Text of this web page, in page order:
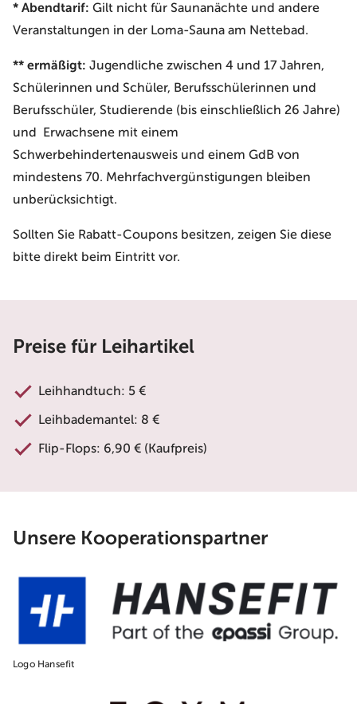
* Abendtarif: Gilt nicht für Saunanächte und andere
Veranstaltungen in der Loma-Sauna am Nettebad.
** ermäßigt: Jugendliche zwischen 4 und 17 Jahren,
Schülerinnen und Schüler, Berufsschülerinnen und
Berufsschüler, Studierende (bis einschließlich 26 Jahre)
und Erwachsene mit einem
Schwerbehindertenausweis und einem GdB von
mindestens 70. Mehrfachvergünstigungen bleiben
unberücksichtigt.
Sollten Sie Rabatt-Coupons besitzen, zeigen Sie diese
bitte direkt beim Eintritt vor.
Preise für Leihartikel
Leihhandtuch: 5 €
Leihbademantel: 8 €
Flip-Flops: 6,90 € (Kaufpreis)
Unsere Kooperationspartner
Logo Hansefit